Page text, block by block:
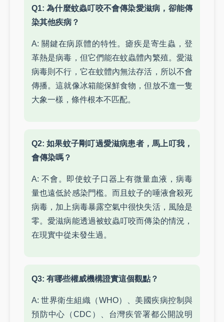
Q1: 為什麼蚊蟲叮咬不會傳染愛滋病，卻能傳
染其他疾病？
A: 關鍵在病原體的特性。瘧疾是寄生蟲，登
革熱是病毒，但它們能在蚊蟲體內繁殖。愛滋
病毒則不行，它在蚊體內無法存活，所以不會
傳播。這就像冰箱能保鮮食物，但放不進一隻
大象一樣，條件根本不匹配。
Q2: 如果蚊子剛叮過愛滋病患者，馬上叮我，
會傳染嗎？
A: 不會。即使蚊子口器上有微量血液，病毒
量也遠低於感染門檻。而且蚊子的唾液會殺死
病毒，加上病毒暴露空氣中很快失活，風險是
零。愛滋病能透過被蚊蟲叮咬而傳染的情況，
在現實中從未發生過。
Q3: 有哪些權威機構證實這個觀點？
A: 世界衛生組織（WHO）、美國疾病控制與
預防中心（CDC）、台灣疾管署都公開說明